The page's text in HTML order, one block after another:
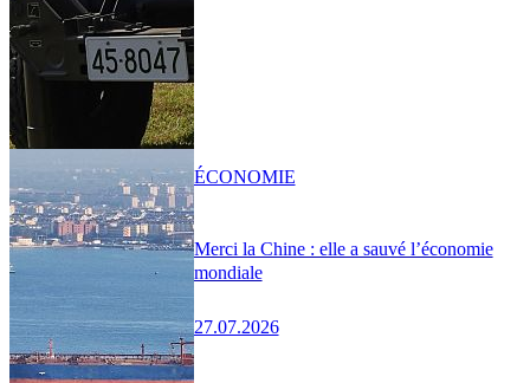
Merci la Chine : elle a sauvé l’économie
mondiale
27.07.2026
ÉCONOMIE